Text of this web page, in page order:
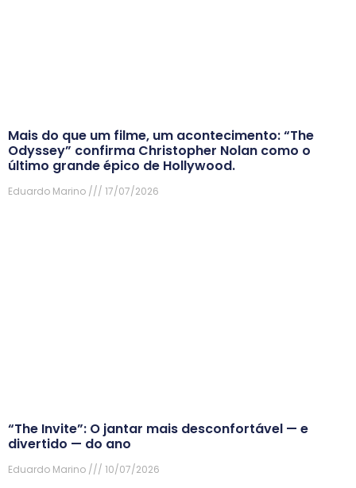
Mais do que um filme, um acontecimento: “The
Odyssey” confirma Christopher Nolan como o
último grande épico de Hollywood.
Eduardo Marino 17/07/2026
“The Invite”: O jantar mais desconfortável — e
divertido — do ano
Eduardo Marino 10/07/2026